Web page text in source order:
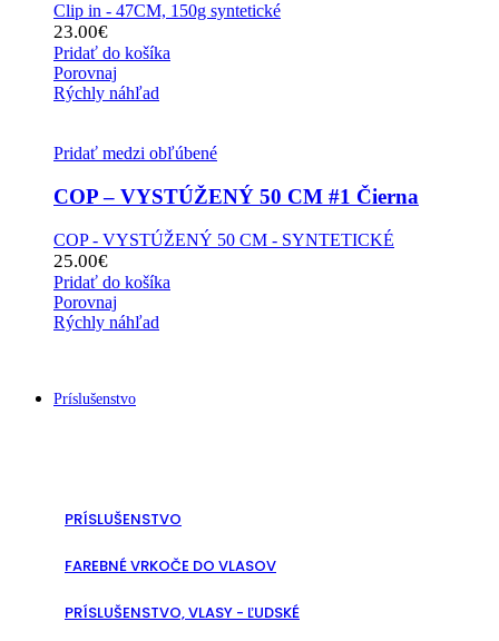
Clip in - 47CM, 150g syntetické
23.00€
Pridať do košíka
Porovnaj
Rýchly náhľad
Pridať medzi obľúbené
COP – VYSTÚŽENÝ 50 CM #1 Čierna
COP - VYSTÚŽENÝ 50 CM - SYNTETICKÉ
25.00€
Pridať do košíka
Porovnaj
Rýchly náhľad
Príslušenstvo
PRÍSLUŠENSTVO
FAREBNÉ VRKOČE DO VLASOV
PRÍSLUŠENSTVO, VLASY - ĽUDSKÉ